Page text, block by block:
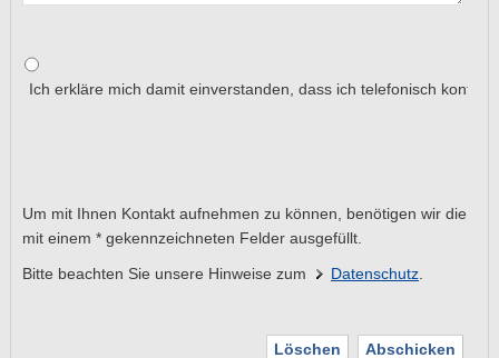
Ich erkläre mich damit einverstanden, dass ich telefonisch
Um mit Ihnen Kontakt aufnehmen zu können, benötigen wir die
mit einem * gekennzeichneten Felder ausgefüllt.
Bitte beachten Sie unsere Hinweise zum
Datenschutz.
Löschen Abschicken